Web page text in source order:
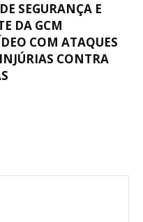
SEGURANÇA E
DA GCM
COM ATAQUES
CONTRA